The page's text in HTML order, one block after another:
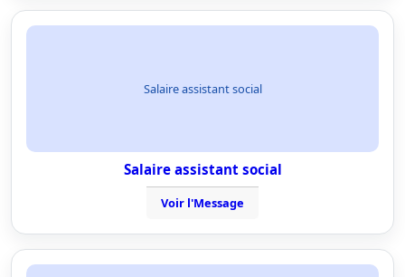
Salaire assistant social
Salaire assistant social
Voir l'Message